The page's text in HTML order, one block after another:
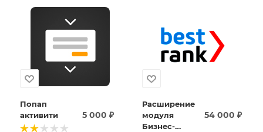
Попап
активити
5 000 ₽
Расширение
модуля
Бизнес-
54 000 ₽